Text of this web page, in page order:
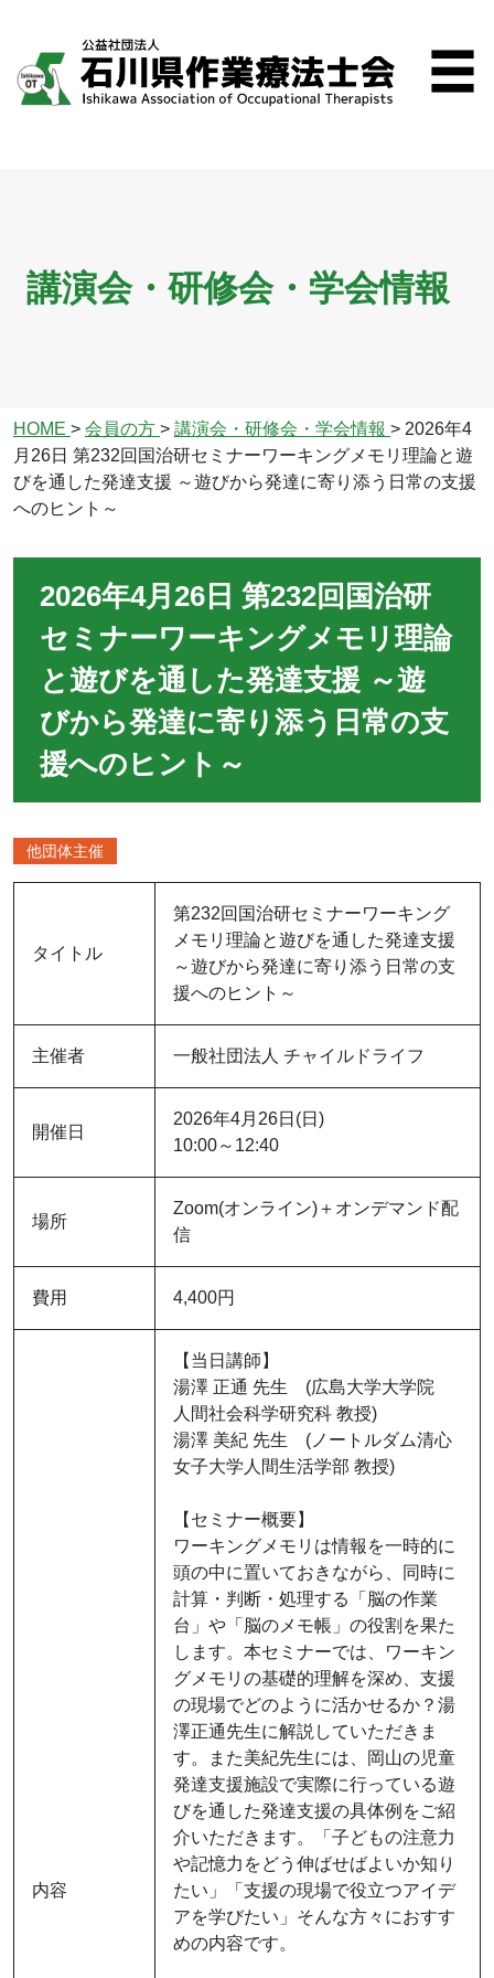
講演会・研修会・学会情報
HOME > 会員の方 > 講演会・研修会・学会情報 > 2026年4
月26日 第232回国治研セミナーワーキングメモリ理論と遊
びを通した発達支援 ～遊びから発達に寄り添う日常の支援
へのヒント～
2026年4月26日 第232回国治研
セミナーワーキングメモリ理論
と遊びを通した発達支援 ～遊
びから発達に寄り添う日常の支
援へのヒント～
他団体主催
タイトル
第232回国治研セミナーワーキング
メモリ理論と遊びを通した発達支援
～遊びから発達に寄り添う日常の支
援へのヒント～
主催者 一般社団法人 チャイルドライフ
開催日
2026年4月26日(日)
10:00～12:40
場所
Zoom(オンライン)＋オンデマンド配
信
費用 4,400円
内容
【当日講師】
湯澤 正通 先生 (広島大学大学院
人間社会科学研究科 教授)
湯澤 美紀 先生 (ノートルダム清心
女子大学人間生活学部 教授)
【セミナー概要】
ワーキングメモリは情報を一時的に
頭の中に置いておきながら、同時に
計算・判断・処理する「脳の作業
台」や「脳のメモ帳」の役割を果た
します。本セミナーでは、ワーキン
グメモリの基礎的理解を深め、支援
の現場でどのように活かせるか？湯
澤正通先生に解説していただきま
す。また美紀先生には、岡山の児童
発達支援施設で実際に行っている遊
びを通した発達支援の具体例をご紹
介いただきます。「子どもの注意力
や記憶力をどう伸ばせばよいか知り
たい」「支援の現場で役立つアイデ
アを学びたい」そんな方々におすす
めの内容です。